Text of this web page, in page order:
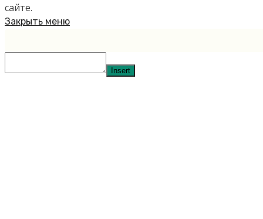
сайте.
Закрыть меню
Insert